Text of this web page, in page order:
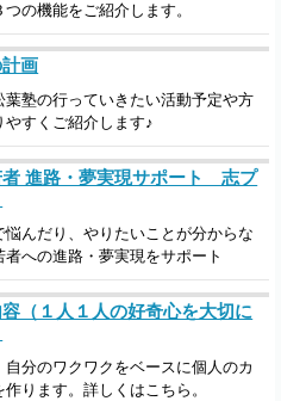
の機能をご紹介します。
画
葉塾の行っていきたい活動予定や方
やすくご紹介します♪
者 進路・夢実現サポート 志プ
悩んだり、やりたいことが分からな
者への進路・夢実現をサポート
（１人１人の好奇心を大切に
自分のワクワクをベースに個人のカ
作ります。詳しくはこちら。